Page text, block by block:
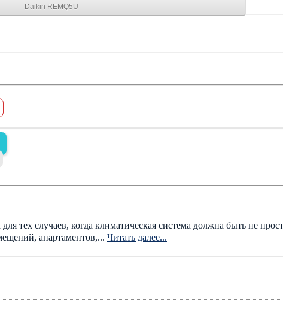
Daikin REMQ5U
тех случаев, когда климатическая система должна быть не
апартаментов,... Читать далее...